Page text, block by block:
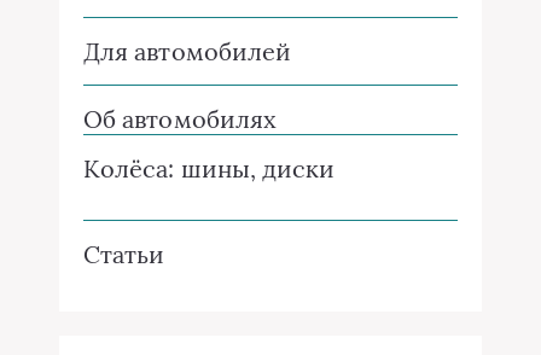
Для автомобилей
Об автомобилях
Колёса: шины, диски
Статьи